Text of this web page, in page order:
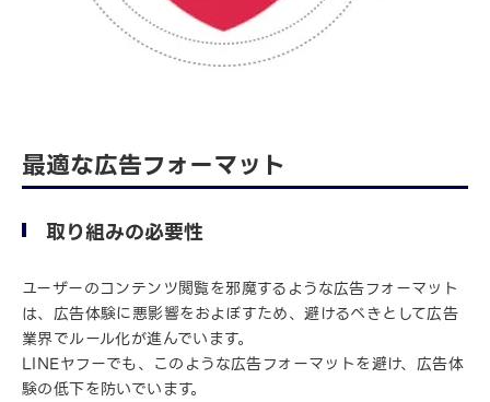
最適な広告フォーマット
取り組みの必要性
ユーザーのコンテンツ閲覧を邪魔するような広告フォーマット
は、広告体験に悪影響をおよぼすため、避けるべきとして広告
業界でルール化が進んでいます。
LINEヤフーでも、このような広告フォーマットを避け、広告体
験の低下を防いでいます。